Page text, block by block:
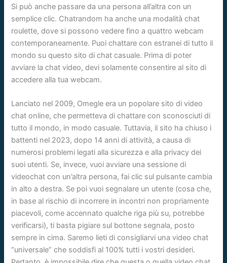
Si può anche passare da una persona all’altra con un
semplice clic. Chatrandom ha anche una modalità chat
roulette, dove si possono vedere fino a quattro webcam
contemporaneamente. Puoi chattare con estranei di tutto il
mondo su questo sito di chat casuale. Prima di poter
avviare la chat video, devi solamente consentire al sito di
accedere alla tua webcam.
Lanciato nel 2009, Omegle era un popolare sito di video
chat online, che permetteva di chattare con sconosciuti di
tutto il mondo, in modo casuale. Tuttavia, il sito ha chiuso i
battenti nel 2023, dopo 14 anni di attività, a causa di
numerosi problemi legati alla sicurezza e alla privacy dei
suoi utenti. Se, invece, vuoi avviare una sessione di
videochat con un’altra persona, fai clic sul pulsante cambia
in alto a destra. Se poi vuoi segnalare un utente (cosa che,
in base al rischio di incorrere in incontri non propriamente
piacevoli, come accennato qualche riga più su, potrebbe
verificarsi), ti basta pigiare sul bottone segnala, posto
sempre in cima. Saremo lieti di consigliarvi una video chat
“universale” che soddisfi al 100% tutti i vostri desideri.